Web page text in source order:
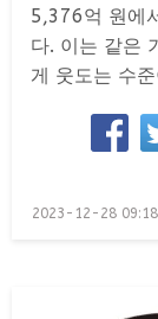
5,376억 원에
다. 이는 같은
게 웃도는 수
Posted
2023-12-28